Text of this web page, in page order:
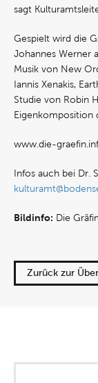
sagt
Gespielt wird die
Johannes Werner
Musik von New
Iannis Xenakis,
Studie von Robin
Eigenkomposition
www.die-
Infos auch bei Dr.
Bildinfo: Die
Zurück zur